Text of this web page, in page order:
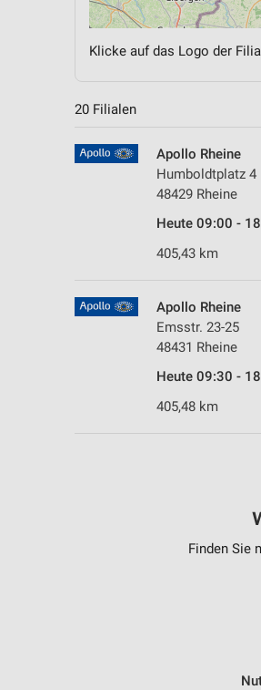
Klicke auf das Logo der
20 Filialen
Apollo Rheine
Humboldtplatz 4
48429 Rheine
Heute 09:00 -
405,43 km
Apollo Rheine
Emsstr. 23-25
48431 Rheine
Heute 09:30 -
405,48 km
Finden Sie